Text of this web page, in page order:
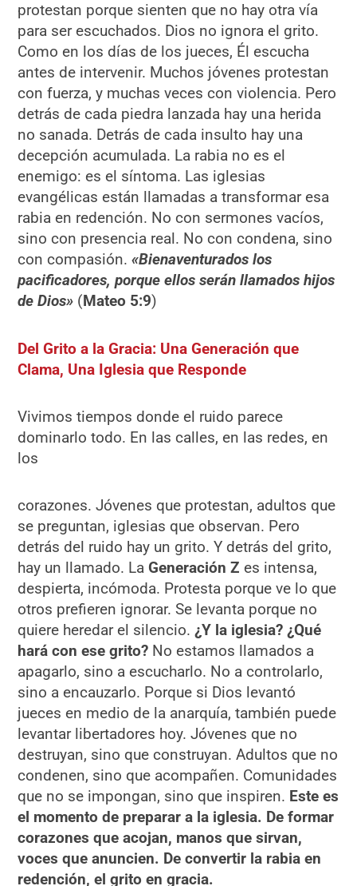
protestan porque sienten que no hay otra vía
para ser escuchados. Dios no ignora el grito.
Como en los días de los jueces, Él escucha
antes de intervenir. Muchos jóvenes protestan
con fuerza, y muchas veces con violencia. Pero
detrás de cada piedra lanzada hay una herida
no sanada. Detrás de cada insulto hay una
decepción acumulada. La rabia no es el
enemigo: es el síntoma. Las iglesias
evangélicas están llamadas a transformar esa
rabia en redención. No con sermones vacíos,
sino con presencia real. No con condena, sino
con compasión.«Bienaventurados los
pacificadores, porque ellos serán llamados hijos
de Dios» (Mateo 5:9)
Del Grito a la Gracia: Una Generación que
Clama, Una Iglesia que Responde
Vivimos tiempos donde el ruido parece
dominarlo todo. En las calles, en las redes, en
los
corazones. Jóvenes que protestan, adultos que
se preguntan, iglesias que observan. Pero
detrás del ruido hay un grito. Y detrás del grito,
hay un llamado. La Generación Z es intensa,
despierta, incómoda. Protesta porque ve lo que
otros prefieren ignorar. Se levanta porque no
quiere heredar el silencio.¿Y la iglesia? ¿Qué
hará con ese grito? No estamos llamados a
apagarlo, sino a escucharlo. No a controlarlo,
sino a encauzarlo. Porque si Dios levantó
jueces en medio de la anarquía, también puede
levantar libertadores hoy. Jóvenes que no
destruyan, sino que construyan. Adultos que no
condenen, sino que acompañen. Comunidades
que no se impongan, sino que inspiren. Este es
el momento de preparar a la iglesia. De formar
corazones que acojan, manos que sirvan,
voces que anuncien. De convertir la rabia en
redención, el grito en gracia.